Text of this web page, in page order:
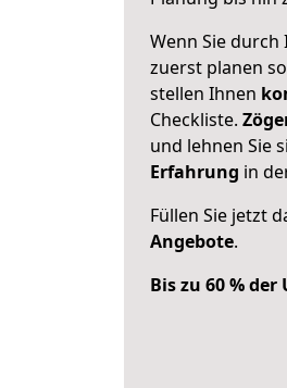
Wenn Sie
zuerst planen
stellen Ihnen
Checkliste.
und lehnen Sie
Erfahrung in
Füllen Sie jetzt
Angebote.
Bis zu 60 %